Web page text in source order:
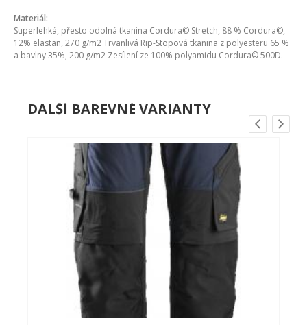
Materiál:
Superlehká, přesto odolná tkanina Cordura© Stretch, 88 % Cordura©,
12% elastan, 270 g/m2 Trvanlivá Rip-Stopová tkanina z polyesteru 65 %
a bavlny 35%, 200 g/m2 Zesílení ze 100% polyamidu Cordura© 500D.
DALŠÍ BAREVNÉ VARIANTY